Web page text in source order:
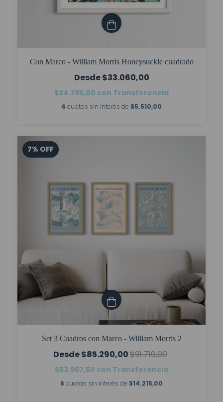
Con Marco - William Morris Honeysuckle cuadrado
$33.060,00
$24.795,00 con Transferencia
6 cuotas sin interés de $5.510,00
7% OFF
Set 3 Cuadros con Marco - William Morris 2
$85.290,00$91.710,00
$63.967,50 con Transferencia
6 cuotas sin interés de $14.215,00